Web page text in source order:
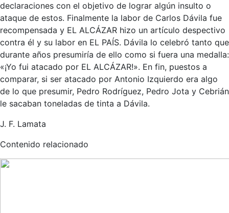
declaraciones con el objetivo de lograr algún insulto o
ataque de estos. Finalmente la labor de Carlos Dávila fue
recompensada y EL ALCÁZAR hizo un artículo despectivo
contra él y su labor en EL PAÍS. Dávila lo celebró tanto que
durante años presumiría de ello como si fuera una medalla:
«¡Yo fui atacado por EL ALCÁZAR!». En fin, puestos a
comparar, si ser atacado por Antonio Izquierdo era algo
de lo que presumir, Pedro Rodríguez, Pedro Jota y Cebrián
le sacaban toneladas de tinta a Dávila.
J. F. Lamata
Contenido relacionado